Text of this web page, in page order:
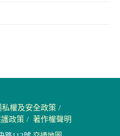
私權及安全政策
政策
著作權聲明